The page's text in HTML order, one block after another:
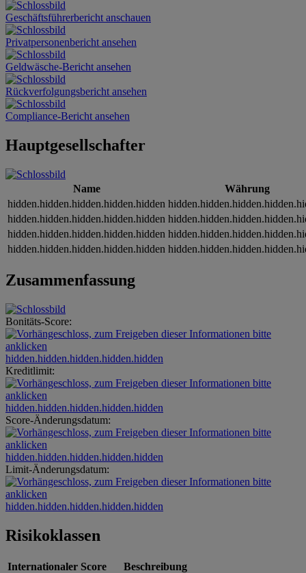
Geschäftsführerbericht anschauen
Privatpersonenbericht ansehen
Geldwäsche-Bericht ansehen
Rückverfolgungsbericht ansehen
Compliance-Bericht ansehen
Hauptgesellschafter
Name
Währung
hidden.hidden.hidden.hidden.hidden
hidden.hidden.hidden.hidden.hidden
hidden.hidden.hidden.hidden.hidden
hidden.hidden.hidden.hidden.hidden
Zusammenfassung
Bonitäts-Score:
hidden.hidden.hidden.hidden.hidden
Kreditlimit:
hidden.hidden.hidden.hidden.hidden
Score-Änderungsdatum:
hidden.hidden.hidden.hidden.hidden
Limit-Änderungsdatum:
hidden.hidden.hidden.hidden.hidden
Risikoklassen
Internationaler Score
Beschreibung